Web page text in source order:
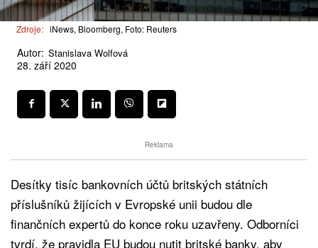
Zdroje: iNews, Bloomberg, Foto: Reuters
Autor: Stanislava Wolfová
28. září 2020
Reklama
Desítky tisíc bankovních účtů britských státních
příslušníků žijících v Evropské unii budou dle
finančních expertů do konce roku uzavřeny. Odborníci
tvrdí, že pravidla EU budou nutit britské banky, aby